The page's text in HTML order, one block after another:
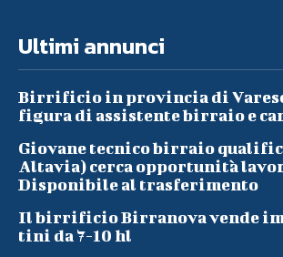
Ultimi annunci
Birrificio in provincia di Varese
figura di assistente birraio e
Giovane tecnico birraio
Altavia) cerca opportunità
Disponibile al trasferimento
Il birrificio Birranova vende
tini da 7-10 hl